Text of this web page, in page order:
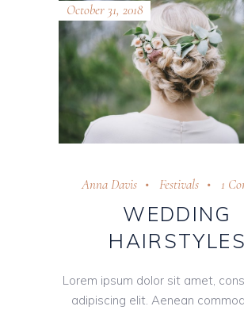
October 31, 2018
Anna Davis Festivals 1
WEDDING
HAIRSTYLES
Lorem ipsum dolor sit amet,
adipiscing elit. Aenean